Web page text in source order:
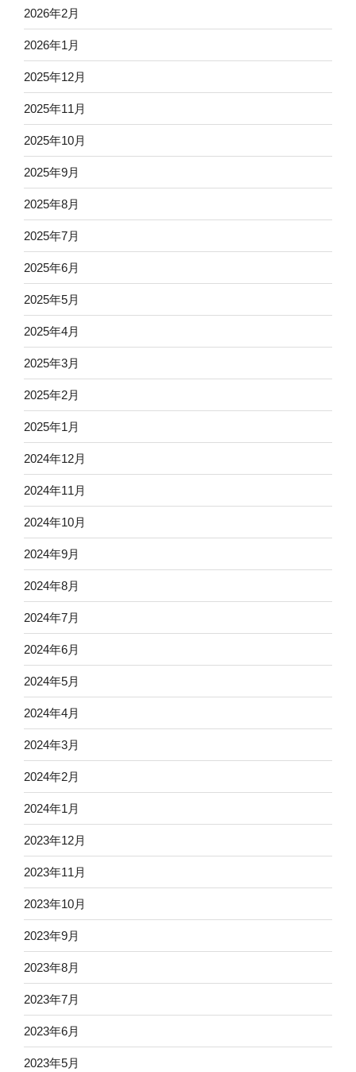
2026年2月
2026年1月
2025年12月
2025年11月
2025年10月
2025年9月
2025年8月
2025年7月
2025年6月
2025年5月
2025年4月
2025年3月
2025年2月
2025年1月
2024年12月
2024年11月
2024年10月
2024年9月
2024年8月
2024年7月
2024年6月
2024年5月
2024年4月
2024年3月
2024年2月
2024年1月
2023年12月
2023年11月
2023年10月
2023年9月
2023年8月
2023年7月
2023年6月
2023年5月